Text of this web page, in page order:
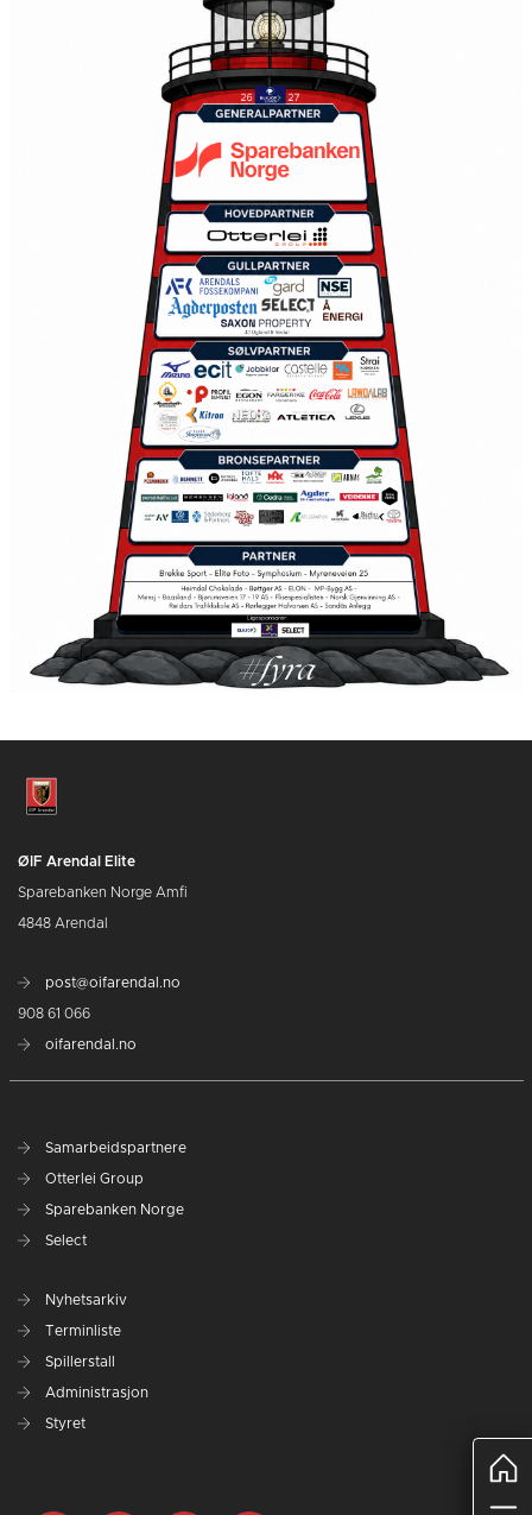
ØIF Arendal Elite
Sparebanken Norge Amfi
4848 Arendal
post@oifarendal.no
908 61 066
oifarendal.no
Samarbeidspartnere
Otterlei Group
Sparebanken Norge
Select
Nyhetsarkiv
Terminliste
Spillerstall
Administrasjon
Styret